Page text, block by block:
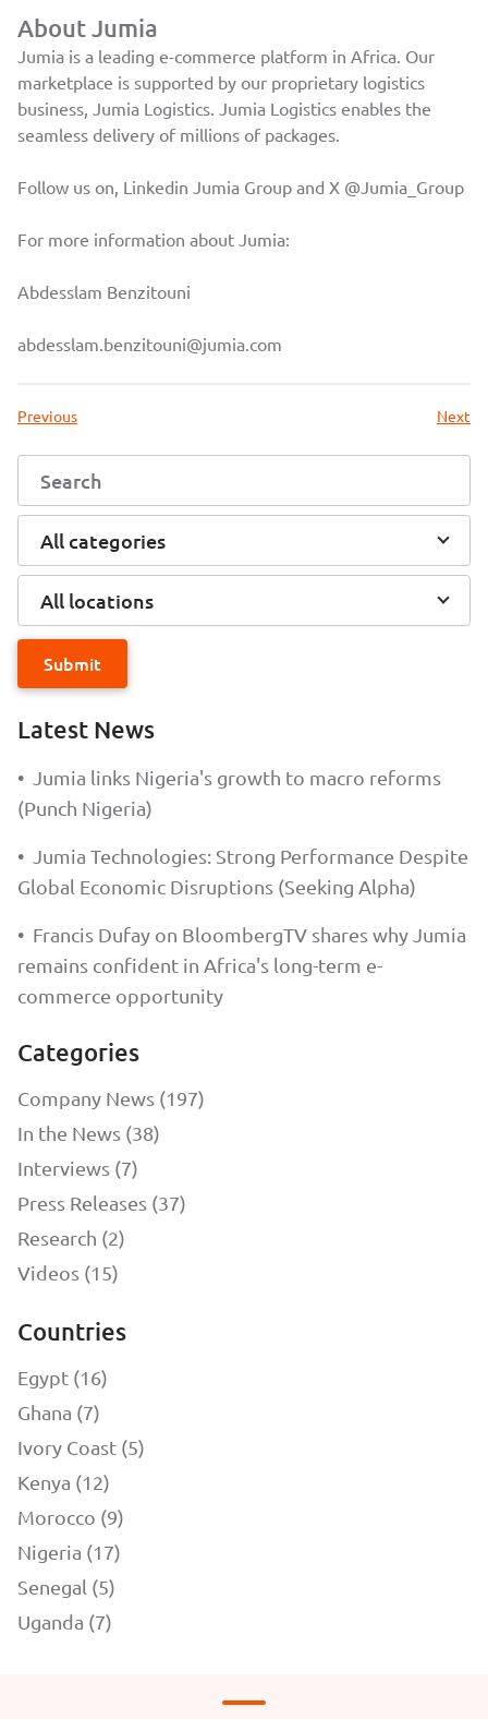
About Jumia
Jumia is a leading e-commerce platform in Africa. Our
marketplace is supported by our proprietary logistics
business, Jumia Logistics. Jumia Logistics enables the
seamless delivery of millions of packages.
Follow us on, Linkedin Jumia Group and X @Jumia_Group
For more information about Jumia:
Abdesslam Benzitouni
abdesslam.benzitouni@jumia.com
Previous Next
All categories
All locations
Submit
Latest News
•
Jumia links Nigeria's growth to macro reforms
(Punch Nigeria)
•
Jumia Technologies: Strong Performance Despite
Global Economic Disruptions (Seeking Alpha)
• Francis Dufay on BloombergTV shares why Jumia
remains confident in Africa's long-term e-
commerce opportunity
Categories
Company News (197)
In the News (38)
Interviews (7)
Press Releases (37)
Research (2)
Videos (15)
Countries
Egypt (16)
Ghana (7)
Ivory Coast (5)
Kenya (12)
Morocco (9)
Nigeria (17)
Senegal (5)
Uganda (7)